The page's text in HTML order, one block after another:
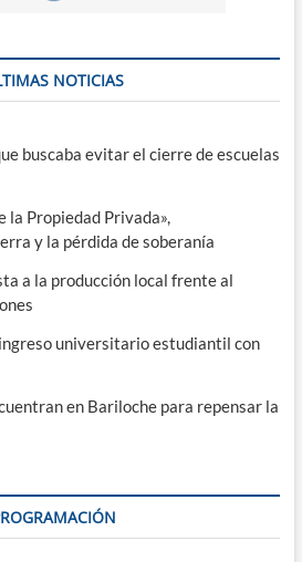
NOTICIAS
buscaba evitar el cierre de escuelas
la Propiedad Privada»,
y la pérdida de soberanía
a la producción local frente al
universitario estudiantil con
en Bariloche para repensar la